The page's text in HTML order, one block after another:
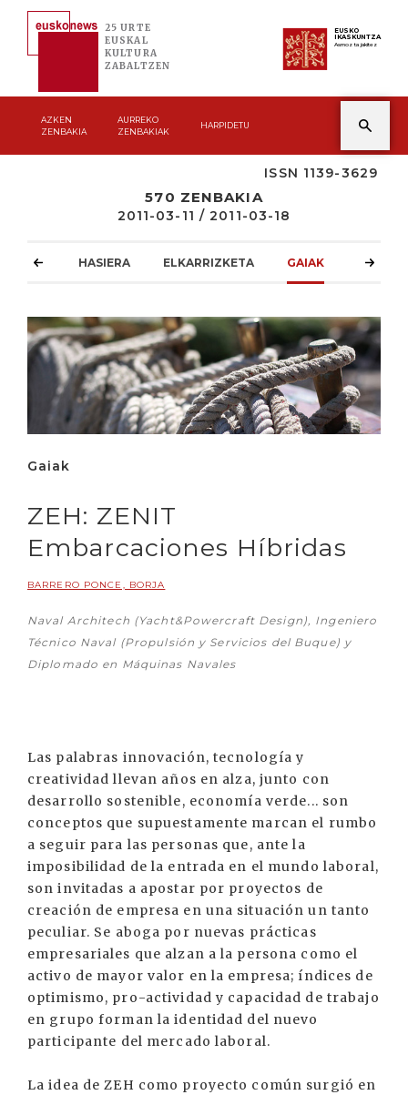
25 URTE
EUSKAL
KULTURA
ZABALTZEN
EUSKO
IKASKUNTZA
Asmoz ta jakitez
AZKEN
ZENBAKIA
AURREKO
ZENBAKIAK
HARPIDETU
ISSN 1139-3629
570 ZENBAKIA
2011-03-11 / 2011-03-18
HASIERA ELKARRIZKETA GAIAK
Gaiak
ZEH: ZENIT
Embarcaciones Híbridas
BARRERO PONCE, BORJA
Naval Architech (Yacht&Powercraft Design), Ingeniero
Técnico Naval (Propulsión y Servicios del Buque) y
Diplomado en Máquinas Navales
Las palabras innovación, tecnología y
creatividad llevan años en alza, junto con
desarrollo sostenible, economía verde... son
conceptos que supuestamente marcan el rumbo
a seguir para las personas que, ante la
imposibilidad de la entrada en el mundo laboral,
son invitadas a apostar por proyectos de
creación de empresa en una situación un tanto
peculiar. Se aboga por nuevas prácticas
empresariales que alzan a la persona como el
activo de mayor valor en la empresa; índices de
optimismo, pro-actividad y capacidad de trabajo
en grupo forman la identidad del nuevo
participante del mercado laboral.
La idea de ZEH como proyecto común surgió en